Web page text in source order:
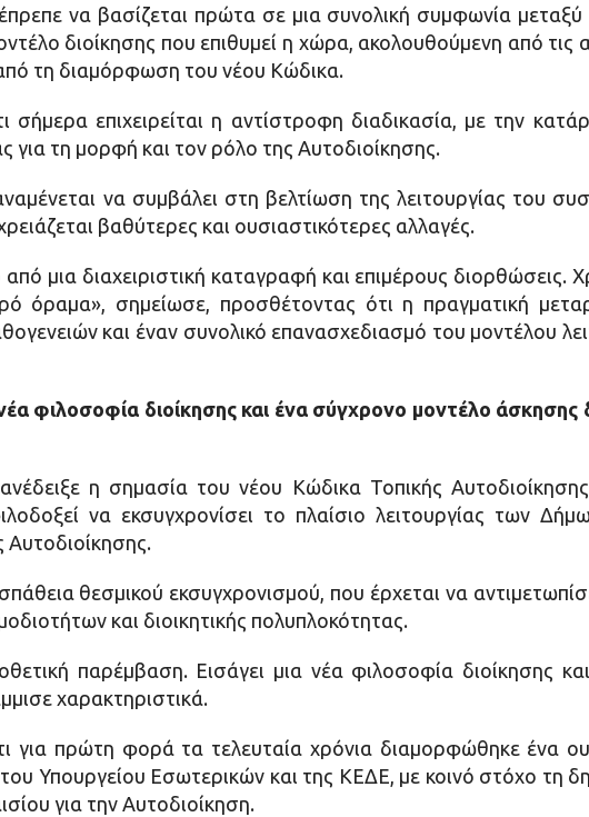
να βασίζεται πρώτα σε μια συνολική συμφωνία μεταξύ
διοίκησης που επιθυμεί η χώρα, ακολουθούμενη από τις
τη διαμόρφωση του νέου Κώδικα.
επιχειρείται η αντίστροφη διαδικασία, με την
για τη μορφή και τον ρόλο της Αυτοδιοίκησης.
να συμβάλει στη βελτίωση της λειτουργίας του
βαθύτερες και ουσιαστικότερες αλλαγές.
μια διαχειριστική καταγραφή και επιμέρους διορθώσεις.
όραμα», σημείωσε, προσθέτοντας ότι η πραγματική
και έναν συνολικό επανασχεδιασμό του μοντέλου
φιλοσοφία διοίκησης και ένα σύγχρονο μοντέλο άσκησης
η σημασία του νέου Κώδικα Τοπικής
να εκσυγχρονίσει το πλαίσιο λειτουργίας των
Αυτοδιοίκησης.
θεσμικού εκσυγχρονισμού, που έρχεται να
και διοικητικής πολυπλοκότητας.
παρέμβαση. Εισάγει μια νέα φιλοσοφία διοίκησης
χαρακτηριστικά.
για πρώτη φορά τα τελευταία χρόνια διαμορφώθηκε ένα
Υπουργείου Εσωτερικών και της ΚΕΔΕ, με κοινό στόχο τη
για την Αυτοδιοίκηση.